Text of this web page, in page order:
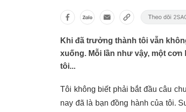
Khi đã trưởng thành tôi vẫn
xuống. Mỗi lần như vậy, một
tôi...
Tôi không biết phải bắt đầu câu
nay đã là bạn đồng hành của tôi.